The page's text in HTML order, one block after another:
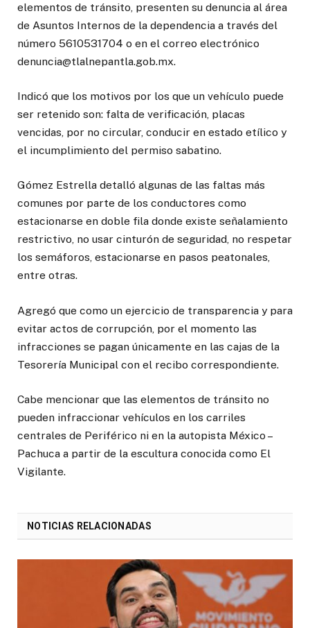
elementos de tránsito, presenten su denuncia al área
de Asuntos Internos de la dependencia a través del
número 5610531704 o en el correo electrónico
denuncia@tlalnepantla.gob.mx.
Indicó que los motivos por los que un vehículo puede
ser retenido son: falta de verificación, placas
vencidas, por no circular, conducir en estado etílico y
el incumplimiento del permiso sabatino.
Gómez Estrella detalló algunas de las faltas más
comunes por parte de los conductores como
estacionarse en doble fila donde existe señalamiento
restrictivo, no usar cinturón de seguridad, no respetar
los semáforos, estacionarse en pasos peatonales,
entre otras.
Agregó que como un ejercicio de transparencia y para
evitar actos de corrupción, por el momento las
infracciones se pagan únicamente en las cajas de la
Tesorería Municipal con el recibo correspondiente.
Cabe mencionar que las elementos de tránsito no
pueden infraccionar vehículos en los carriles
centrales de Periférico ni en la autopista México –
Pachuca a partir de la escultura conocida como El
Vigilante.
NOTICIAS RELACIONADAS